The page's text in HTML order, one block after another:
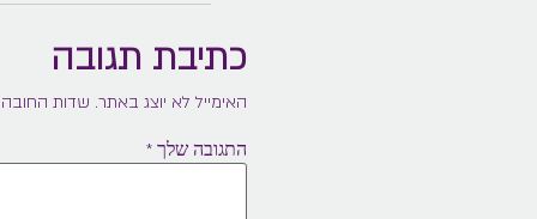
כתיבת תגובה
האימייל לא יוצג באתר. שדות החובה
התגובה שלך *